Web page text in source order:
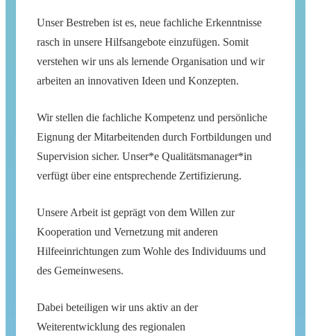
Unser Bestreben ist es, neue fachliche Erkenntnisse
rasch in unsere Hilfsangebote einzufügen. Somit
verstehen wir uns als lernende Organisation und wir
arbeiten an innovativen Ideen und Konzepten.
Wir stellen die fachliche Kompetenz und persönliche
Eignung der Mitarbeitenden durch Fortbildungen und
Supervision sicher. Unser*e Qualitätsmanager*in
verfügt über eine entsprechende Zertifizierung.
Unsere Arbeit ist geprägt von dem Willen zur
Kooperation und Vernetzung mit anderen
Hilfeeinrichtungen zum Wohle des Individuums und
des Gemeinwesens.
Dabei beteiligen wir uns aktiv an der
Weiterentwicklung des regionalen